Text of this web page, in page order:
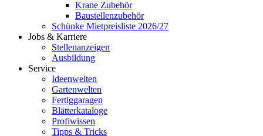
Krane Zubehör
Baustellenzubehör
Schünke Mietpreisliste 2026/27
Jobs & Karriere
Stellenanzeigen
Ausbildung
Service
Ideenwelten
Gartenwelten
Fertiggaragen
Blätterkataloge
Profiwissen
Tipps & Tricks